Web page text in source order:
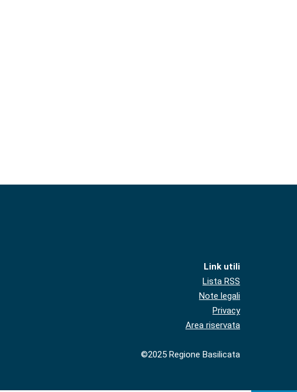
Link utili
Lista RSS
Note legali
Privacy
Area riservata
©2025 Regione Basilicata